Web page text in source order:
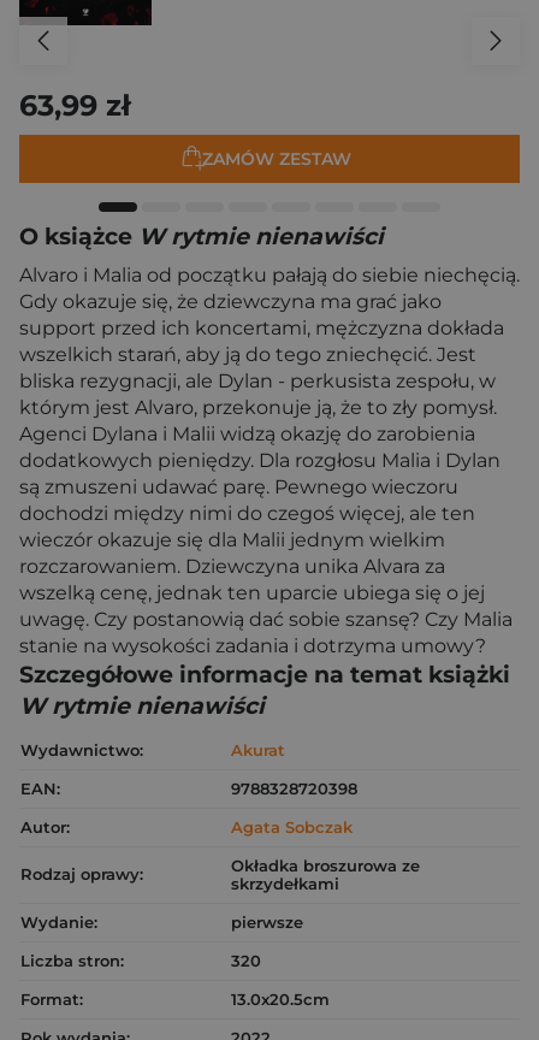
63,99 zł
ZAMÓW ZESTAW
O książce W rytmie nienawiści
Alvaro i Malia od początku pałają do siebie niechęcią.
Gdy okazuje się, że dziewczyna ma grać jako
support przed ich koncertami, mężczyzna dokłada
wszelkich starań, aby ją do tego zniechęcić. Jest
bliska rezygnacji, ale Dylan - perkusista zespołu, w
którym jest Alvaro, przekonuje ją, że to zły pomysł.
Agenci Dylana i Malii widzą okazję do zarobienia
dodatkowych pieniędzy. Dla rozgłosu Malia i Dylan
są zmuszeni udawać parę. Pewnego wieczoru
dochodzi między nimi do czegoś więcej, ale ten
wieczór okazuje się dla Malii jednym wielkim
rozczarowaniem. Dziewczyna unika Alvara za
wszelką cenę, jednak ten uparcie ubiega się o jej
uwagę. Czy postanowią dać sobie szansę? Czy Malia
stanie na wysokości zadania i dotrzyma umowy?
Szczegółowe informacje na temat książki
W rytmie nienawiści
Wydawnictwo:
Akurat
EAN:
9788328720398
Autor:
Agata Sobczak
Rodzaj oprawy:
Okładka broszurowa ze
skrzydełkami
Wydanie:
pierwsze
Liczba stron:
320
Format:
13.0x20.5cm